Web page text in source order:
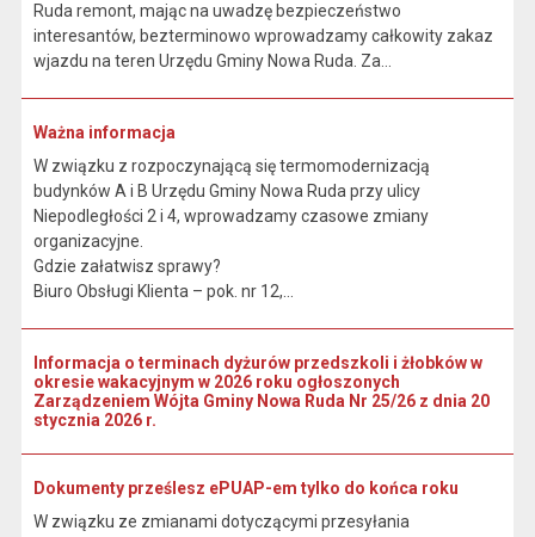
Ruda remont, mając na uwadzę bezpieczeństwo
interesantów, bezterminowo wprowadzamy całkowity zakaz
wjazdu na teren Urzędu Gminy Nowa Ruda. Za...
Ważna informacja
W związku z rozpoczynającą się termomodernizacją
budynków A i B Urzędu Gminy Nowa Ruda przy ulicy
Niepodległości 2 i 4, wprowadzamy czasowe zmiany
organizacyjne.
Gdzie załatwisz sprawy?
Biuro Obsługi Klienta – pok. nr 12,...
Informacja o terminach dyżurów przedszkoli i żłobków w
okresie wakacyjnym w 2026 roku ogłoszonych
Zarządzeniem Wójta Gminy Nowa Ruda Nr 25/26 z dnia 20
stycznia 2026 r.
Dokumenty prześlesz ePUAP-em tylko do końca roku
W związku ze zmianami dotyczącymi przesyłania